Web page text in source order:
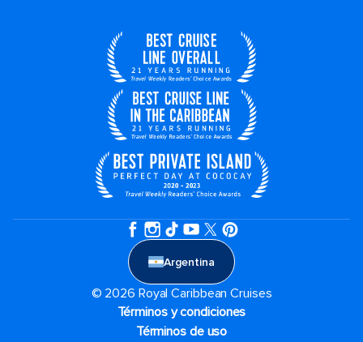
Argentina
© 2026 Royal Caribbean Cruises
Términos y condiciones
Términos de uso